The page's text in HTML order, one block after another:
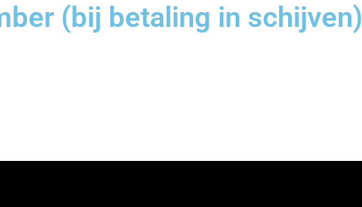
(bij betaling in schijven)